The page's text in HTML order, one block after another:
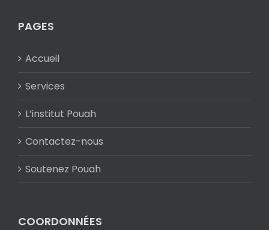
PAGES
Accueil
Services
L’institut Pouah
Contactez-nous
Soutenez Pouah
COORDONNÉES